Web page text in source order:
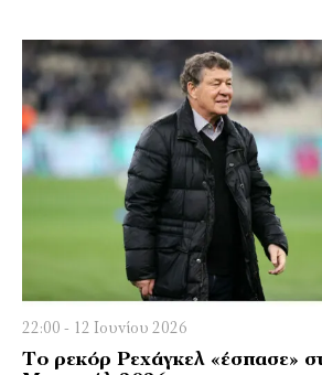
22:00 - 12 Ιουνίου 2026
Το ρεκόρ Ρεχάγκελ «έσπασε»